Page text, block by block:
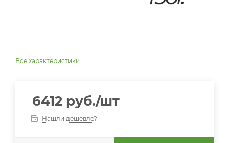
Все характеристики
6412 руб./шт
Нашли дешевле?